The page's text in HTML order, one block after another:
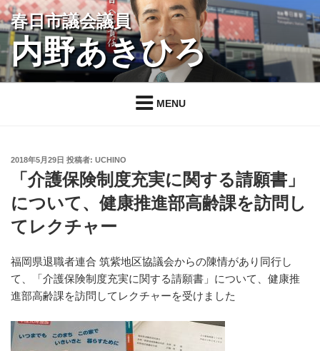
コ
ン
ツ
春日市議会議員
内野あきひろ
MENU
投
2018年5月29日 投稿者: UCHINO
「介護保険制度充実に関する請願書」
について、健康推進部高齢課を訪問し
てレクチャー
福岡県退職者連合 筑紫地区協議会からの陳情があり同行し
て、「介護保険制度充実に関する請願書」について、健康推
進部高齢課を訪問してレクチャーを受けました